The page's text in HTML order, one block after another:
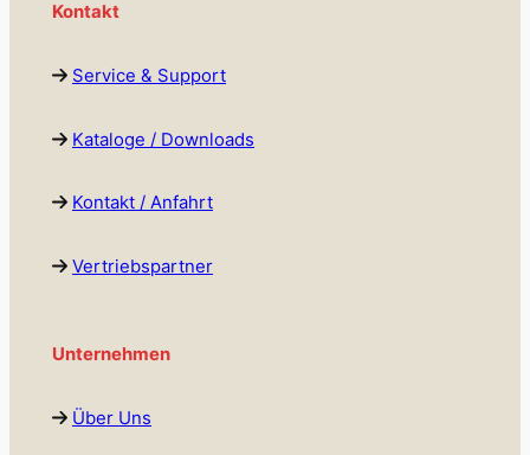
Kontakt
Service & Support
Kataloge / Downloads
Kontakt / Anfahrt
Vertriebspartner
Unternehmen
Über Uns